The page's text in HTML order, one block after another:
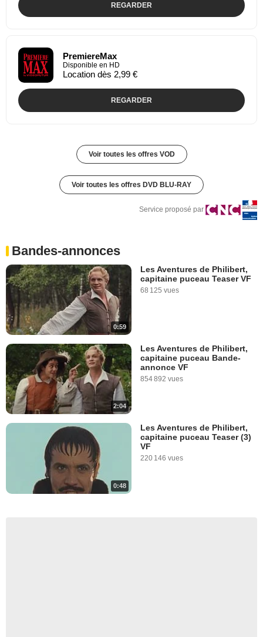
REGARDER
PremiereMax
Disponible en HD
Location dès 2,99 €
REGARDER
Voir toutes les offres VOD
Voir toutes les offres DVD BLU-RAY
Service proposé par
Bandes-annonces
0:59
Les Aventures de Philibert,
capitaine puceau Teaser VF
68 125 vues
2:04
Les Aventures de Philibert,
capitaine puceau Bande-
annonce VF
854 892 vues
0:48
Les Aventures de Philibert,
capitaine puceau Teaser (3)
VF
220 146 vues